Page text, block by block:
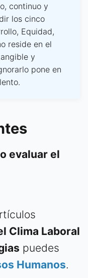
continuo y
los cinco
Equidad,
reside en el
y
pone en
evaluar el
Clima Laboral
puedes
Humanos.